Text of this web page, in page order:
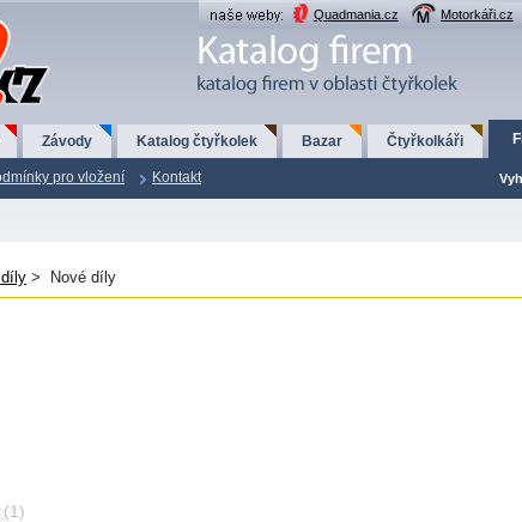
Quadmania.cz
Motorkáři.cz
Závody Katalog čtyřkolek Bazar Čtyřkolkáři
pro vložení Kontakt
díly > Nové díly
(1)